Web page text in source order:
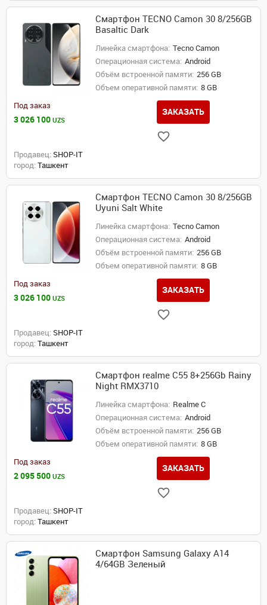
Смартфон TECNO Camon 30 8/256GB
Basaltic Dark
Линейка смартфона: Tecno Camon
Операционная система: Android
Объём встроенной памяти: 256 GB
Объем оперативной памяти: 8 GB
Под заказ
3 026 100 UZS
ЗАКАЗАТЬ
Продавец: SHOP-IT
город: Ташкент
Смартфон TECNO Camon 30 8/256GB
Uyuni Salt White
Линейка смартфона: Tecno Camon
Операционная система: Android
Объём встроенной памяти: 256 GB
Объем оперативной памяти: 8 GB
Под заказ
3 026 100 UZS
ЗАКАЗАТЬ
Продавец: SHOP-IT
город: Ташкент
Смартфон realme C55 8+256Gb Rainy
Night RMX3710
Линейка смартфона: Realme C
Операционная система: Android
Объём встроенной памяти: 256 GB
Объем оперативной памяти: 8 GB
Под заказ
2 095 500 UZS
ЗАКАЗАТЬ
Продавец: SHOP-IT
город: Ташкент
Смартфон Samsung Galaxy A14
4/64GB Зеленый